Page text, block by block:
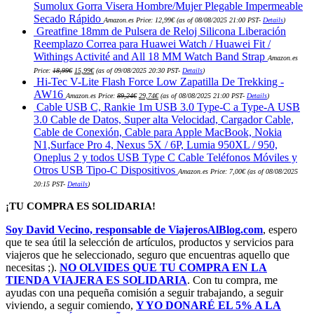
Sumolux Gorra Visera Hombre/Mujer Plegable Impermeable
Secado Rápido Amazon.es Price: 12,99€(as of 08/08/2025 21:00 PST- Details)
Greatfine 18mm de Pulsera de Reloj Silicona Liberación
Reemplazo Correa para Huawei Watch / Huawei Fit /
Withings Activité and All 18 MM Watch Band Strap Amazon.es
Price: 18,99€ precio
original
era:
18,99€.
15,99€precio
actual
es:
15,99€.
(as of 09/08/2025 20:30 PST- Details)
Hi-Tec V-Lite Flash Force Low Zapatilla De Trekking -
AW16 Amazon.es Price: 89,24€ precio
original
era:
89,24€.
29,74€precio
actual
es:
29,74€.
(as of 08/08/2025 21:00 PST- Details)
Cable USB C, Rankie 1m USB 3.0 Type-C a Type-A USB
3.0 Cable de Datos, Super alta Velocidad, Cargador Cable,
Cable de Conexión, Cable para Apple MacBook, Nokia
N1,Surface Pro 4, Nexus 5X / 6P, Lumia 950XL / 950,
Oneplus 2 y todos USB Type C Cable Teléfonos Móviles y
Otros USB Tipo-C Dispositivos Amazon.es Price: 7,00€(as of 08/08/2025
20:15 PST- Details)
¡TU COMPRA ES SOLIDARIA!
Soy David Vecino, responsable de ViajerosAlBlog.com, espero
que te sea útil la selección de artículos, productos y servicios para
viajeros que he seleccionado, seguro que encuentras aquello que
necesitas ;). NO OLVIDES QUE TU COMPRA EN LA
TIENDA VIAJERA ES SOLIDARIA. Con tu compra, me
ayudas con una pequeña comisión a seguir trabajando, a seguir
viviendo, a seguir comiendo, Y YO DONARÉ EL 5% A LA